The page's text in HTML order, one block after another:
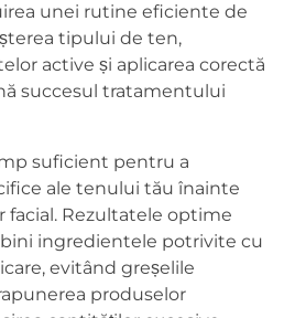
unei rutine eficiente de
tipului de ten,
active și aplicarea corectă
succesul tratamentului
suficient pentru a
ale tenului tău înainte
facial. Rezultatele optime
ingredientele potrivite cu
evitând greșelile
produselor